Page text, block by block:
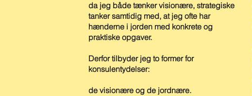
da jeg både tænker visionære, strategiske
tanker samtidig med, at jeg ofte har
hænderne i jorden med konkrete og
praktiske opgaver.
Derfor tilbyder jeg to former for
konsulentydelser:
de visionære og de jordnære.